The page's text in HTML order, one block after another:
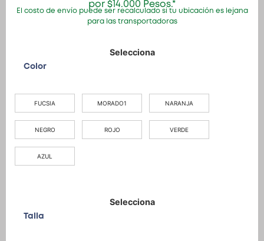
por $14.000 Pesos.*
El costo de envío puede ser recalculado si tu ubicación es lejana
para las transportadoras
Color
FUCSIA MORADO1 NARANJA
NEGRO ROJO VERDE
AZUL
Talla